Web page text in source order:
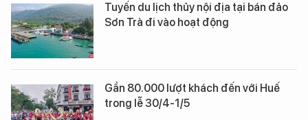
Tuyến du lịch thủy nội địa tại bán đảo
Sơn Trà đi vào hoạt động
Gần 80.000 lượt khách đến với Huế
trong lễ 30/4-1/5